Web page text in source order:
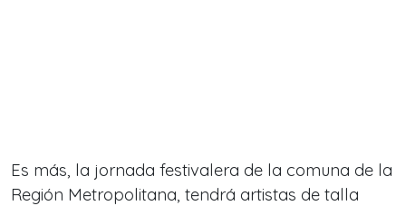
Es más, la jornada festivalera de la comuna de la
Región Metropolitana, tendrá artistas de talla